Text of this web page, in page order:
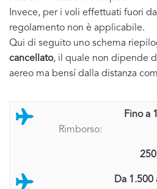
Invece, per i voli effettuati fuori
regolamento non è applicabile.
Qui di seguito uno schema
cancellato, il quale non dipende
aereo ma bensí dalla distanza
Fino a
Rimborso:
Da 1.500